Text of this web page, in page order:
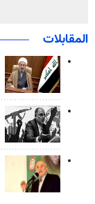
المقابلات